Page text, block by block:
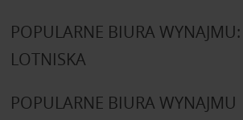
POPULARNE BIURA
LOTNISKA
POPULARNE BIURA WYNAJMU